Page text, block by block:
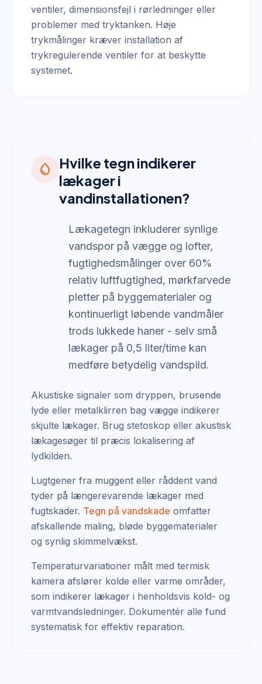
ventiler, dimensionsfejl i rørledninger eller
problemer med tryktanken. Høje
trykmålinger kræver installation af
trykregulerende ventiler for at beskytte
systemet.
water_drop
Hvilke tegn indikerer
lækager i
vandinstallationen?
Lækagetegn inkluderer synlige
vandspor på vægge og lofter,
fugtighedsmålinger over 60%
relativ luftfugtighed, mørkfarvede
pletter på byggematerialer og
kontinuerligt løbende vandmåler
trods lukkede haner - selv små
lækager på 0,5 liter/time kan
medføre betydelig vandspild.
Akustiske signaler som dryppen, brusende
lyde eller metalklirren bag vægge indikerer
skjulte lækager. Brug stetoskop eller akustisk
lækagesøger til præcis lokalisering af
lydkilden.
Lugtgener fra muggent eller råddent vand
tyder på længerevarende lækager med
fugtskader. Tegn på vandskade omfatter
afskallende maling, bløde byggematerialer
og synlig skimmelvækst.
Temperaturvariationer målt med termisk
kamera afslører kolde eller varme områder,
som indikerer lækager i henholdsvis kold- og
varmtvandsledninger. Dokumentér alle fund
systematisk for effektiv reparation.